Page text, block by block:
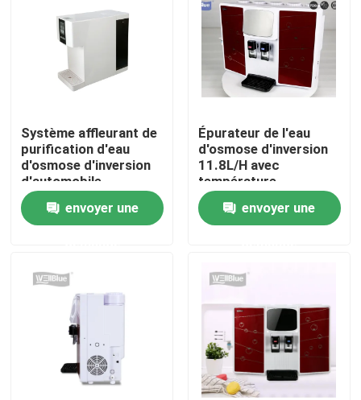
Au sujet de nous
Visite d'usine
Contrôle de qualité
Contactez-nous
Broc alcalin de l'eau
Broc classique de l'eau
Système affleurant de
purification d'eau
d'osmose d'inversion
d'automobile
précision de filtration
de 0,0001 microns
envoyer une
Épurateur de l'eau
d'osmose d'inversion
11.8L/H avec
température
chaude/normale
d'appareil de
chauffage
envoyer une